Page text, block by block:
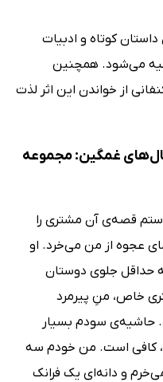
کوتاه و ادبیات
می‌شود. همچنین
از خواندن این اثر لذت
غمگین: مجموعه
قصه‌ی آن مشتری را
عجوه از من می‌خرد. او
جلوی دوستان
خاص، منِ پیرمرد
حاشیه‌ی سودم بسیار
کافی است. من خودم سه
و دانه‌ای یک فرانک